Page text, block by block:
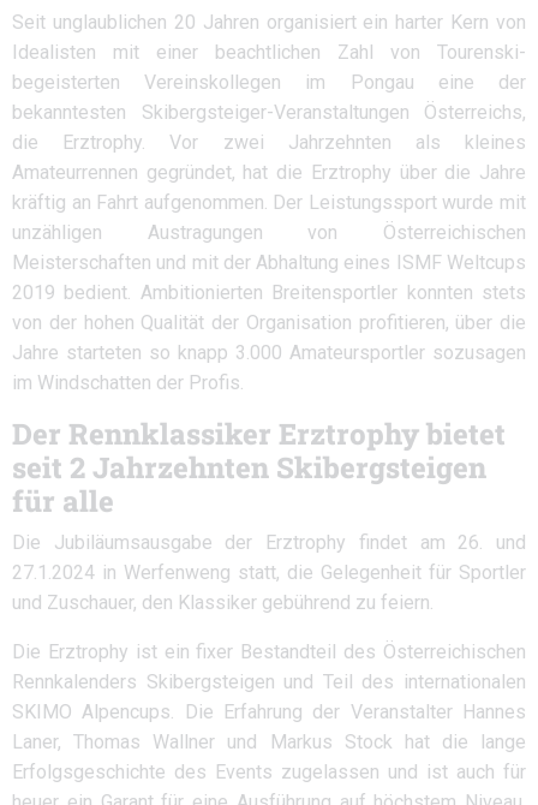
Seit unglaublichen 20 Jahren organisiert ein harter Kern von
Idealisten mit einer beachtlichen Zahl von Tourenski-
begeisterten Vereinskollegen im Pongau eine der
bekanntesten Skibergsteiger-Veranstaltungen Österreichs,
die Erztrophy. Vor zwei Jahrzehnten als kleines
Amateurrennen gegründet, hat die Erztrophy über die Jahre
kräftig an Fahrt aufgenommen. Der Leistungssport wurde mit
unzähligen Austragungen von Österreichischen
Meisterschaften und mit der Abhaltung eines ISMF Weltcups
2019 bedient. Ambitionierten Breitensportler konnten stets
von der hohen Qualität der Organisation profitieren, über die
Jahre starteten so knapp 3.000 Amateursportler sozusagen
im Windschatten der Profis.
Der Rennklassiker Erztrophy bietet
seit 2 Jahrzehnten Skibergsteigen
für alle
Die Jubiläumsausgabe der Erztrophy findet am 26. und
27.1.2024 in Werfenweng statt, die Gelegenheit für Sportler
und Zuschauer, den Klassiker gebührend zu feiern.
Die Erztrophy ist ein fixer Bestandteil des Österreichischen
Rennkalenders Skibergsteigen und Teil des internationalen
SKIMO Alpencups. Die Erfahrung der Veranstalter Hannes
Laner, Thomas Wallner und Markus Stock hat die lange
Erfolgsgeschichte des Events zugelassen und ist auch für